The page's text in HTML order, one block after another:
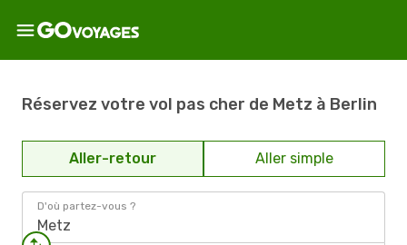
Réservez votre vol pas cher de Metz à Berlin
Aller-retour Aller simple
D'où partez-vous ?
Metz